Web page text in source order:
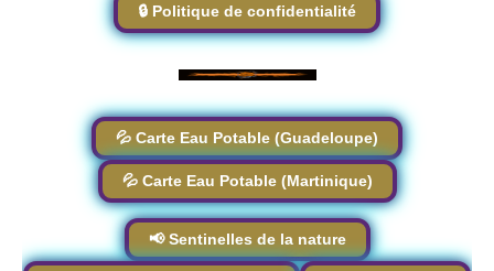
🔒 Politique de confidentialité
💦 Carte Eau Potable (Guadeloupe)
💦 Carte Eau Potable (Martinique)
📢 Sentinelles de la nature